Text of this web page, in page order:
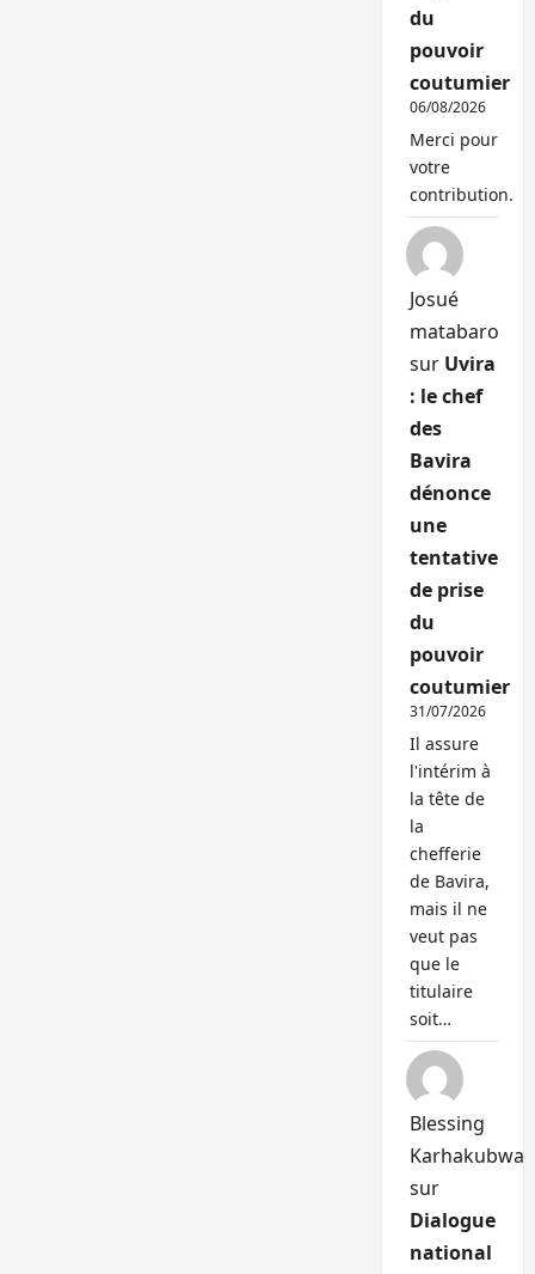
du
pouvoir
coutumier
06/08/2026
Merci pour
votre
contribution.
Josué
matabaro
sur Uvira
: le chef
des
Bavira
dénonce
une
tentative
de prise
du
pouvoir
coutumier
31/07/2026
Il assure
l'intérim à
la tête de
la
chefferie
de Bavira,
mais il ne
veut pas
que le
titulaire
soit…
Blessing
Karhakubwa
sur
Dialogue
national